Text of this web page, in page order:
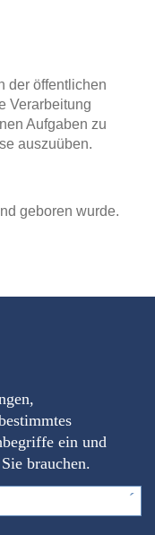
der öffentlichen
Verarbeitung
Aufgaben zu
auszuüben.
geboren wurde.
ein und
brauchen.